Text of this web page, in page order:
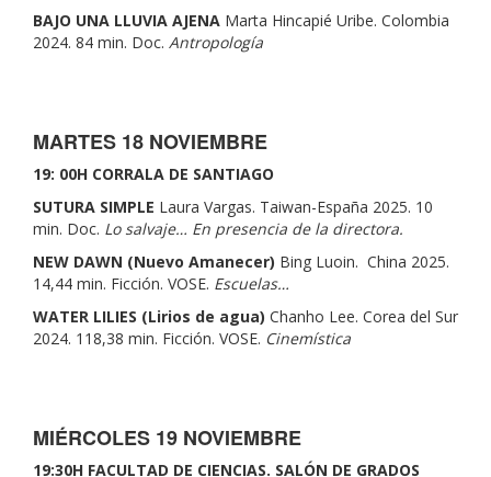
BAJO UNA LLUVIA AJENA Marta Hincapié Uribe. Colombia
2024. 84 min. Doc. Antropología
MARTES 18 NOVIEMBRE
19: 00H CORRALA DE SANTIAGO
SUTURA SIMPLE Laura Vargas. Taiwan-España 2025. 10
min. Doc. Lo salvaje… En presencia de la directora.
NEW DAWN (Nuevo Amanecer) Bing Luoin. China 2025.
14,44 min. Ficción. VOSE. Escuelas…
WATER LILIES (Lirios de agua) Chanho Lee. Corea del Sur
2024. 118,38 min. Ficción. VOSE. Cinemística
MIÉRCOLES 19 NOVIEMBRE
19:30H FACULTAD DE CIENCIAS. SALÓN DE GRADOS